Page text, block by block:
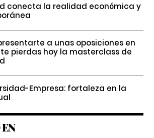
conecta la realidad económica y
a unas oposiciones en
pierdas hoy la masterclass de
Empresa: fortaleza en la